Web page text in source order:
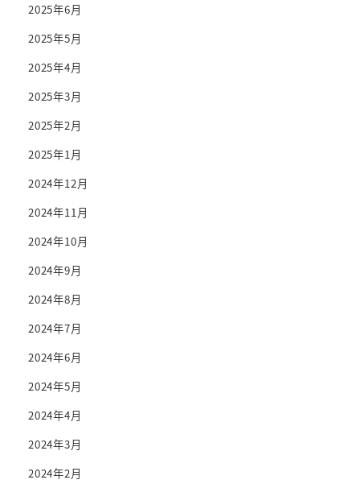
2025年6月
2025年5月
2025年4月
2025年3月
2025年2月
2025年1月
2024年12月
2024年11月
2024年10月
2024年9月
2024年8月
2024年7月
2024年6月
2024年5月
2024年4月
2024年3月
2024年2月